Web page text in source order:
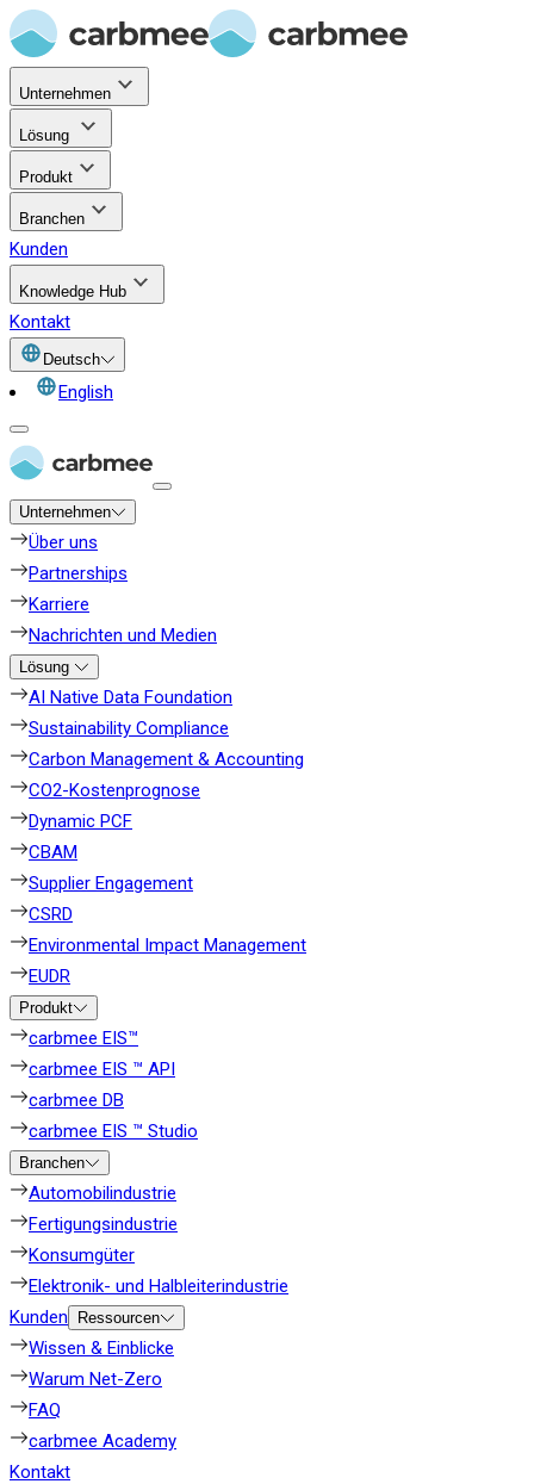
Unternehmen
Lösung
Produkt
Branchen
Kunden
Knowledge Hub
Kontakt
Deutsch
English
Unternehmen
Über uns
Partnerships
Karriere
Nachrichten und Medien
Lösung
AI Native Data Foundation
Sustainability Compliance
Carbon Management & Accounting
CO2-Kostenprognose
Dynamic PCF
CBAM
Supplier Engagement
CSRD
Environmental Impact Management
EUDR
Produkt
carbmee EIS™
carbmee EIS ™ API
carbmee DB
carbmee EIS ™ Studio
Branchen
Automobilindustrie
Fertigungsindustrie
Konsumgüter
Elektronik- und Halbleiterindustrie
Kunden
Ressourcen
Wissen & Einblicke
Warum Net-Zero
FAQ
carbmee Academy
Kontakt